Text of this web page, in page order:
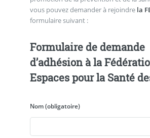
vous pouvez demander à rejoindre la
formulaire suivant :
Formulaire de demande
d’adhésion à la
Espaces pour la Santé
Nom(obligatoire)